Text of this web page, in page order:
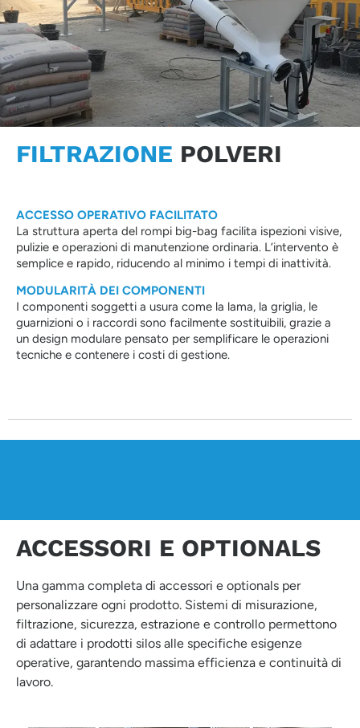
FILTRAZIONE POLVERI
ACCESSO OPERATIVO FACILITATO
La struttura aperta del rompi big-bag facilita ispezioni visive,
pulizie e operazioni di manutenzione ordinaria. L’intervento è
semplice e rapido, riducendo al minimo i tempi di inattività.
MODULARITÀ DEI COMPONENTI
I componenti soggetti a usura come la lama, la griglia, le
guarnizioni o i raccordi sono facilmente sostituibili, grazie a
un design modulare pensato per semplificare le operazioni
tecniche e contenere i costi di gestione.
ACCESSORI E OPTIONALS
Una gamma completa di accessori e optionals per
personalizzare ogni prodotto. Sistemi di misurazione,
filtrazione, sicurezza, estrazione e controllo permettono
di adattare i prodotti silos alle specifiche esigenze
operative, garantendo massima efficienza e continuità di
lavoro.